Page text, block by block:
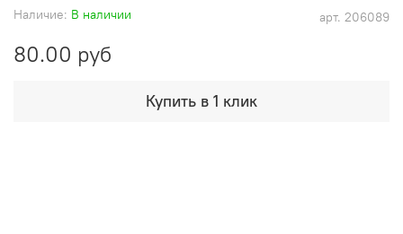
арт. 206089
Наличие: В наличии
80.00 руб
Купить в 1 клик